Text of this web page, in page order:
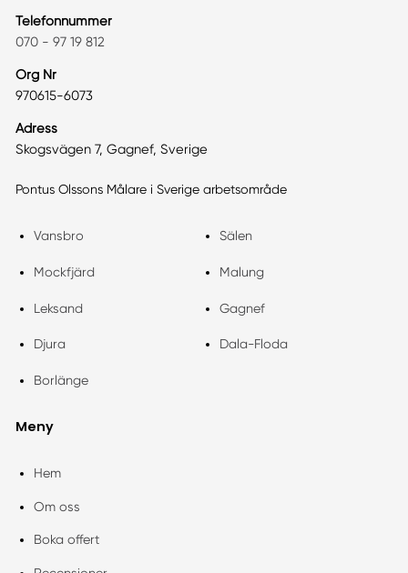
Telefonnummer
070 - 97 19 812
Org Nr
970615-6073
Adress
Skogsvägen 7, Gagnef, Sverige
Pontus Olssons Målare i Sverige arbetsområde
Vansbro Sälen
Mockfjärd Malung
Leksand Gagnef
Djura Dala-Floda
Borlänge
Meny
Hem
Om oss
Boka offert